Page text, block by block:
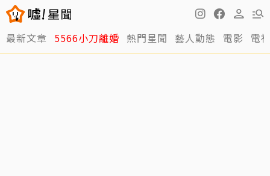
最新文章 5566小刀離婚 熱門星聞 藝人動態 電影 電